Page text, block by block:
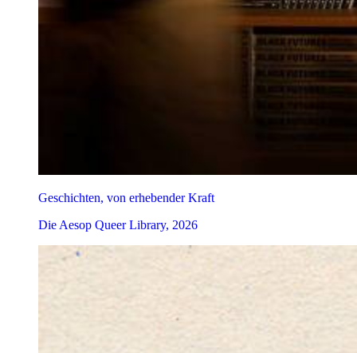
Geschichten, von erhebender Kraft
Die Aesop Queer Library, 2026